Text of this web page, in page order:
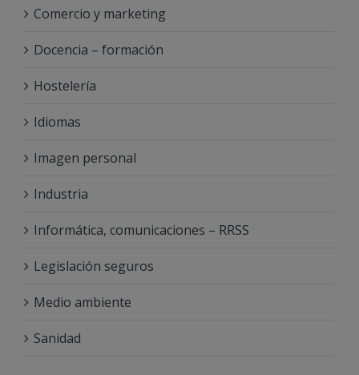
Comercio y marketing
Docencia – formación
Hostelería
Idiomas
Imagen personal
Industria
Informática, comunicaciones – RRSS
Legislación seguros
Medio ambiente
Sanidad